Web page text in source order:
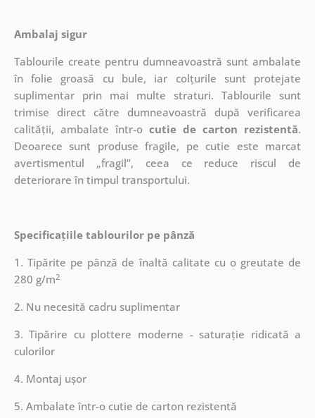
Ambalaj sigur
Tablourile create pentru dumneavoastră sunt ambalate
în folie groasă cu bule, iar colțurile sunt protejate
suplimentar prin mai multe straturi.Tablourile sunt
trimise direct către dumneavoastră după verificarea
calității, ambalate într-o cutie de carton rezistentă.
Deoarece sunt produse fragile, pe cutie este marcat
avertismentul „fragil”, ceea ce reduce riscul de
deteriorare în timpul transportului.
Specificațiile tablourilor pe pânză
1. Tipărite pe pânză de înaltă calitate cu o greutate de
280 g/m2
2. Nu necesită cadru suplimentar
3. Tipărire cu plottere moderne - saturație ridicată a
culorilor
4. Montaj ușor
5. Ambalate într-o cutie de carton rezistentă